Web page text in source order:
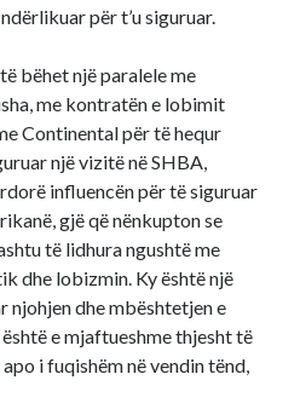
për t’u siguruar.
bëhet një paralele me
me kontratën e lobimit
Continental për të hequr
një vizitë në SHBA,
influencën për të siguruar
gjë që nënkupton se
të lidhura ngushtë me
dhe lobizmin. Ky është një
njohjen dhe mbështetjen e
e mjaftueshme thjesht të
i fuqishëm në vendin tënd,